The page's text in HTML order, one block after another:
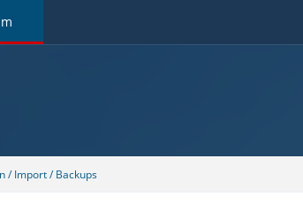
/ Import / Backups